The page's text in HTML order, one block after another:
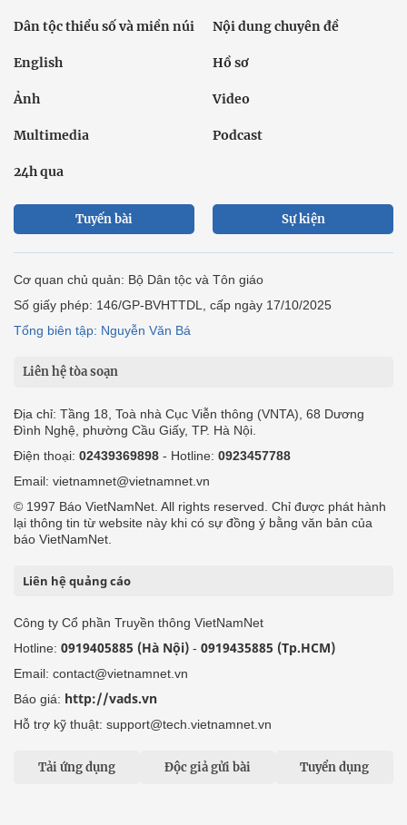
Dân tộc thiểu số và miền núi Nội dung chuyên đề
English Hồ sơ
Ảnh Video
Multimedia Podcast
24h qua
Tuyến bài Sự kiện
Cơ quan chủ quản: Bộ Dân tộc và Tôn giáo
Số giấy phép: 146/GP-BVHTTDL, cấp ngày 17/10/2025
Tổng biên tập: Nguyễn Văn Bá
Liên hệ tòa soạn
Địa chỉ: Tầng 18, Toà nhà Cục Viễn thông (VNTA), 68 Dương
Đình Nghệ, phường Cầu Giấy, TP. Hà Nội.
Điện thoại: 02439369898 - Hotline: 0923457788
Email: vietnamnet@vietnamnet.vn
© 1997 Báo VietNamNet. All rights reserved. Chỉ được phát hành
lại thông tin từ website này khi có sự đồng ý bằng văn bản của
báo VietNamNet.
Liên hệ quảng cáo
Công ty Cổ phần Truyền thông VietNamNet
Hotline: 0919405885 (Hà Nội) - 0919435885 (Tp.HCM)
Email: contact@vietnamnet.vn
Báo giá: http://vads.vn
Hỗ trợ kỹ thuật: support@tech.vietnamnet.vn
Tải ứng dụng Độc giả gửi bài Tuyển dụng